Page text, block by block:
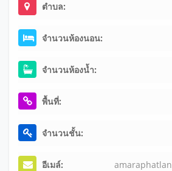
ตำบล:
จำนวนห้องนอน:
จำนวนห้องน้ำ:
พื้นที่:
จำนวนชั้น:
อีเมล์: amaraphatlan